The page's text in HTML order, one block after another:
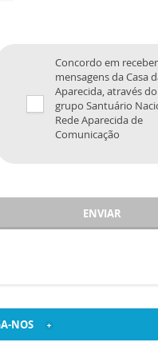
Concordo em receber
mensagens da Casa
Aparecida, através do
grupo Santuário
Rede Aparecida de
Comunicação
ENVIAR
NOS